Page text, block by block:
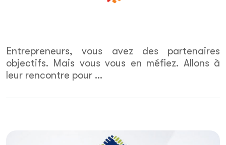
Entrepreneurs, vous avez des partenaires
objectifs. Mais vous vous en méfiez. Allons à
leur rencontre pour ...